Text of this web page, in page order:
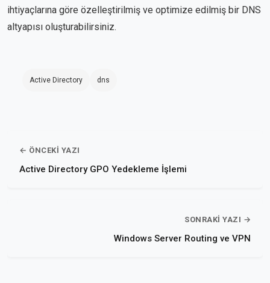
ihtiyaçlarına göre özelleştirilmiş ve optimize edilmiş bir DNS
altyapısı oluşturabilirsiniz.
Active Directory dns
← ÖNCEKI YAZI
Active Directory GPO Yedekleme İşlemi
SONRAKI YAZI →
Windows Server Routing ve VPN